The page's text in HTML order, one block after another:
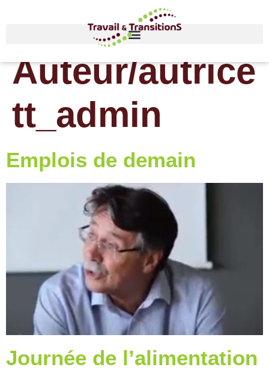
Auteur/autrice
tt_admin
Emplois de demain
Journée de l’alimentation